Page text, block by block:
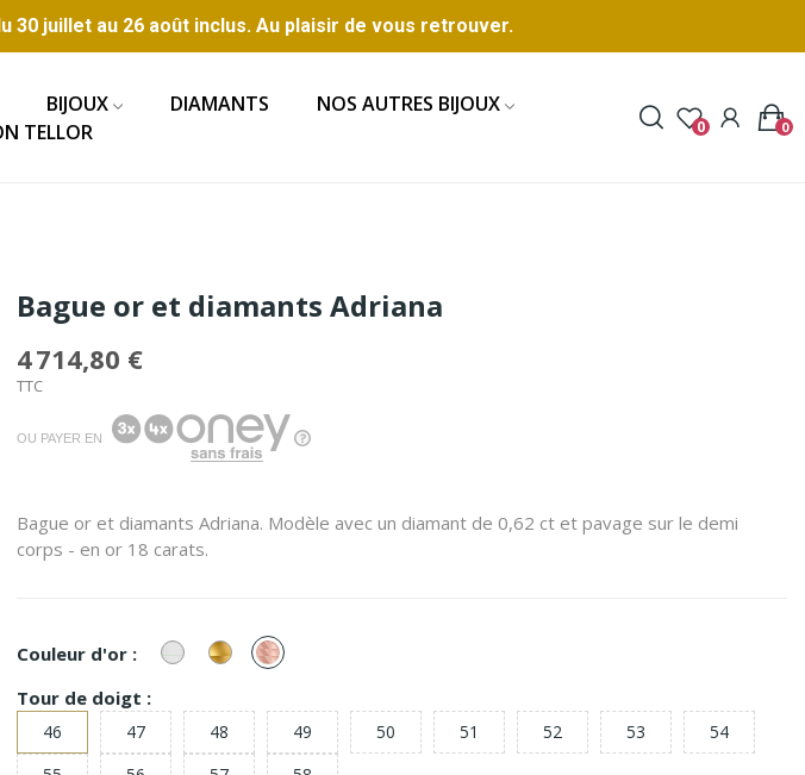
juillet au 26 août inclus. Au plaisir de vous retrouver.
BIJOUX DIAMANTS
NOS AUTRES BIJOUX
TELLOR
0 0
Bague or et diamants Adriana
4 714,80 €
TTC
OU PAYER EN
Bague or et diamants Adriana. Modèle avec un diamant de 0,62 ct et pavage sur le demi
corps - en or 18 carats.
Couleur d'or : or
Blanc
or
Jaune
or
Rose
Tour de doigt :
46 47 48 49 50 51 52 53
54